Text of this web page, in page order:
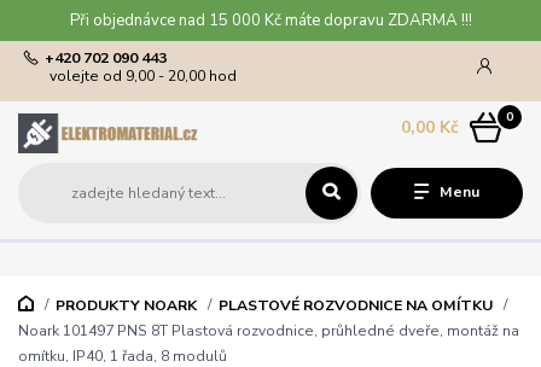
Při objednávce nad 15 000 Kč máte dopravu ZDARMA !!!
Menu
+420 702 090 443
volejte od 9,00 - 20,00 hod
0
0,00 Kč
PRODUKTY NOARK
PLASTOVÉ ROZVODNICE NA OMÍTKU
Noark 101497 PNS 8T Plastová rozvodnice, průhledné dveře, montáž na
omítku, IP40, 1 řada, 8 modulů